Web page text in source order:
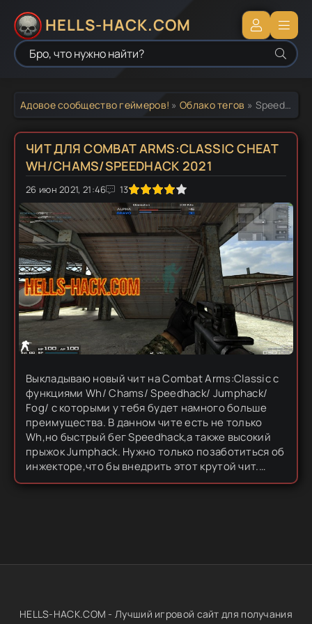
HELLS-HACK.COM
Адовое сообщество геймеров! »Облако тегов » Speedhack Combat Arms:Classic
ЧИТ ДЛЯ COMBAT ARMS:CLASSIC CHEAT
WH/CHAMS/SPEEDHACK 2021
26 июн 2021, 21:46 13
1 2 3 4 5
Выкладываю новый чит на Combat Arms:Classic с
функциями Wh/ Chams/ Speedhack/ Jumphack/
Fog/ с которыми у тебя будет намного больше
преимущества. В данном чите есть не только
Wh,но быстрый бег Speedhack,а также высокий
прыжок Jumphack. Нужно только позаботиться об
инжекторе,что бы внедрить этот крутой чит.
Лично я инжектил с помощью Xenos64 и методом
HELLS-HACK.COM - Лучший игровой сайт для получания